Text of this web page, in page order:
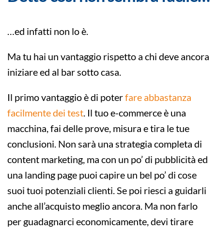
…ed infatti non lo è.
Ma tu hai un vantaggio rispetto a chi deve ancora
iniziare ed al bar sotto casa.
Il primo vantaggio è di poterfare abbastanza
facilmente dei test. Il tuo e-commerce è una
macchina, fai delle prove, misura e tira le tue
conclusioni. Non sarà una strategia completa di
content marketing, ma con un po’ di pubblicità ed
una landing page puoi capire un bel po’ di cose
suoi tuoi potenziali clienti. Se poi riesci a guidarli
anche all’acquisto meglio ancora. Ma non farlo
per guadagnarci economicamente, devi tirare